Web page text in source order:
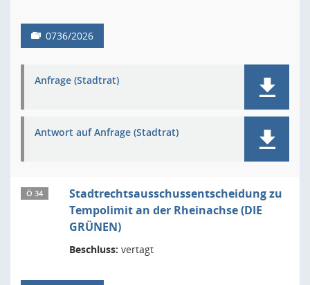
0736/2026
Anfrage (Stadtrat)
Antwort auf Anfrage (Stadtrat)
Ö 34
Stadtrechtsausschussentscheidung zu
Tempolimit an der Rheinachse (DIE
GRÜNEN)
Beschluss: vertagt